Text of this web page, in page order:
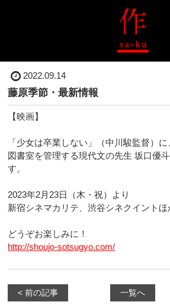
2022.09.14
藤原季節・最新情報
【映画】
「少女は卒業しない」（中川駿監督）に
図書室を管理する現代文の先生 坂口優
す。
2023年2月23日（木・祝）より
新宿シネマカリテ、渋谷シネクイント
どうぞお楽しみに！
http://shoujo-sotsugyo.com/
< 前の記事 一覧へ